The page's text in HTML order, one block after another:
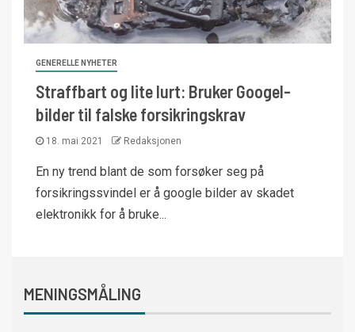
GENERELLE NYHETER
Straffbart og lite lurt: Bruker Googel-
bilder til falske forsikringskrav
18. mai 2021 Redaksjonen
En ny trend blant de som forsøker seg på
forsikringssvindel er å google bilder av skadet
elektronikk for å bruke...
MENINGSMÅLING